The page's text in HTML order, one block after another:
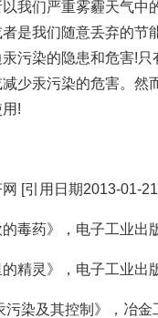
我们严重雾霾天气中
是我们随意丢弃的
污染的隐患和危害!
少汞污染的危害。然
!
[引用日期2013-01-21]
毒药》，电子工业出
精灵》，电子工业出
染及其控制》，冶金